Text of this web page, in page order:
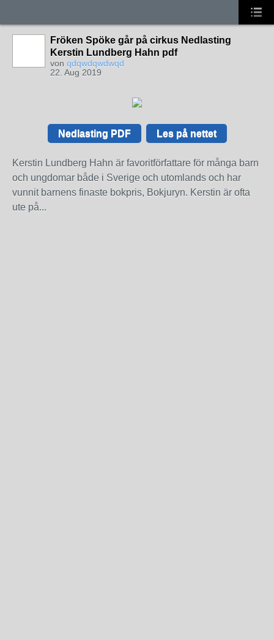
Fröken Spöke går på cirkus Nedlasting
Kerstin Lundberg Hahn pdf
von qdqwdqwdwqd
22. Aug 2019
Nedlasting PDF Les på nettet
Kerstin Lundberg Hahn är favoritförfattare för många barn
och ungdomar både i Sverige och utomlands och har
vunnit barnens finaste bokpris, Bokjuryn. Kerstin är ofta
ute på...